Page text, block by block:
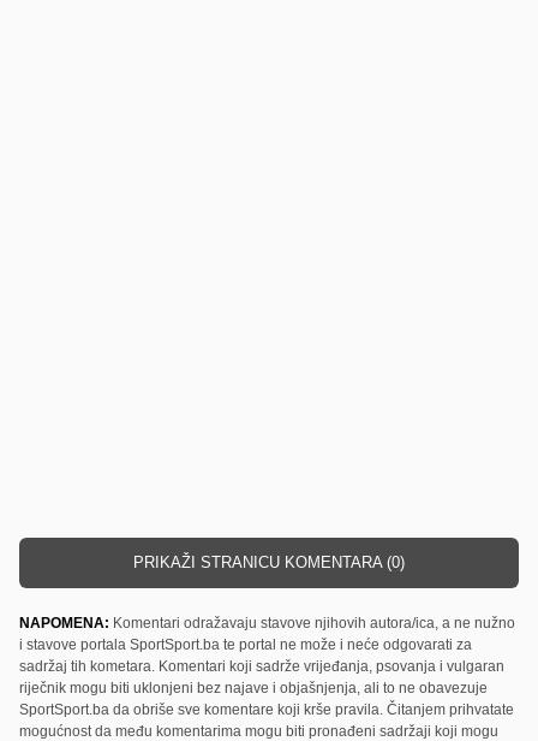
PRIKAŽI STRANICU KOMENTARA (0)
NAPOMENA: Komentari odražavaju stavove njihovih autora/ica, a ne nužno
i stavove portala SportSport.ba te portal ne može i neće odgovarati za
sadržaj tih kometara. Komentari koji sadrže vrijeđanja, psovanja i vulgaran
riječnik mogu biti uklonjeni bez najave i objašnjenja, ali to ne obavezuje
SportSport.ba da obriše sve komentare koji krše pravila. Čitanjem prihvatate
mogućnost da među komentarima mogu biti pronađeni sadržaji koji mogu